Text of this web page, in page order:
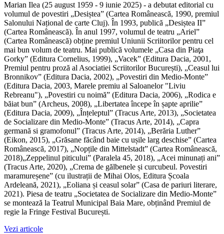
Marian Ilea (25 august 1959 - 9 iunie 2025) - a debutat editorial cu
volumul de povestiri „Desiștea” (Cartea Românească, 1990, premiul
Salonului Național de carte Cluj). În 1993, publică „Desiștea II”
(Cartea Românească). În anul 1997, volumul de teatru „Ariel”
(Cartea Românească) obține premiul Uniunii Scriitorilor pentru cel
mai bun volum de teatru. Mai publică volumele „Casa din Piaţa
Gorky” (Editura Cornelius, 1999), „Vacek” (Editura Dacia, 2001,
Premiul pentru proză al Asociatiei Scriitorilor București), „Ceasul lui
Bronnikov” (Editura Dacia, 2002), „Povestiri din Medio-Monte”
(Editura Dacia, 2003, Marele premiu al Saloanelor "Liviu
Rebreanu"), „Povestiri cu noimă” (Editura Dacia, 2006), „Rodica e
băiat bun” (Archeus, 2008), „Libertatea începe în șapte aprilie”
(Editura Dacia, 2009), „Înțeleptul” (Tracus Arte, 2013), „Societatea
de Socializare din Medio-Monte” (Tracus Arte, 2014), „Capra
germană si gramofonul” (Tracus Arte, 2014), „Berăria Luther”
(Eikon, 2015), „Grăsane făcând baie cu ușile larg deschise” (Cartea
Românească, 2017), „Nopțile din Mittelstadt” (Cartea Românească,
2018)„Zeppelinul piticului” (Paralela 45, 2018), „Acei minunați ani”
(Tracus Arte, 2020), „Crema de gălbenele și curcubeul. Povestiri
maramureșene” (cu ilustrații de Mihai Olos, Editura Școala
Ardeleană, 2021), „Eoliana și ceasul solar” (Casa de pariuri literare,
2021). Piesa de teatru „Societatea de Socializare din Medio-Monte”
se montează la Teatrul Municipal Baia Mare, obținând Premiul de
regie la Fringe Festival București.
Vezi articole